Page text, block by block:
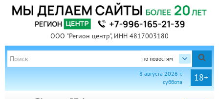
ООО "Регион центр", ИНН 4817003180
по новостям
18+
8 августа 2026 г.
суббота